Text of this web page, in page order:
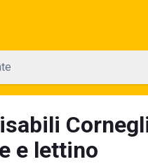
e lettino